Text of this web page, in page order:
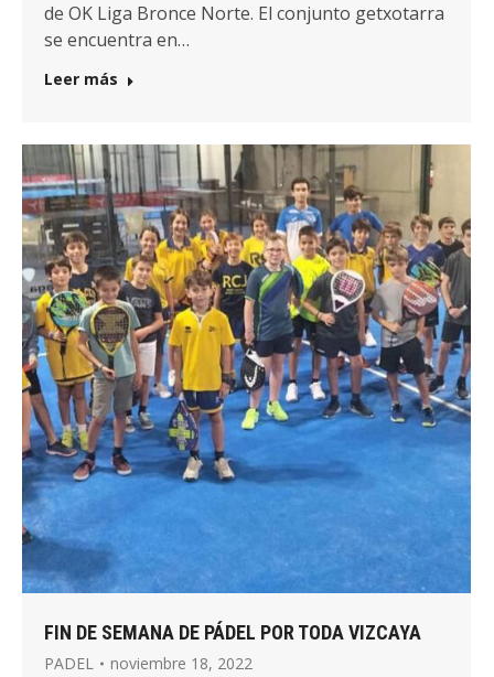
de OK Liga Bronce Norte. El conjunto getxotarra
se encuentra en…
Leer más
FIN DE SEMANA DE PÁDEL POR TODA VIZCAYA
PADEL noviembre 18, 2022